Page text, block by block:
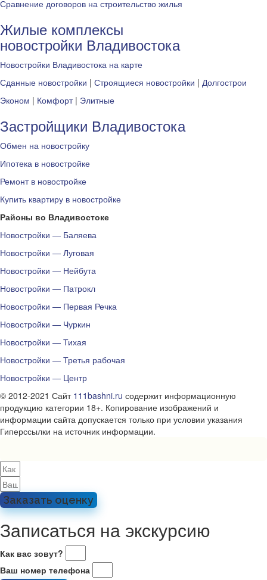
Сравнение договоров на строительство жилья
Жилые комплексы
новостройки Владивостока
Новостройки Владивостока на карте
Сданные новостройки | Строящиеся новостройки | Долгострои
Эконом | Комфорт| Элитные
Застройщики Владивостока
Обмен на новостройку
Ипотека в новостройке
Ремонт в новостройке
Купить квартиру в новостройке
Районы во Владивостоке
Новостройки — Баляева
Новостройки — Луговая
Новостройки — Нейбута
Новостройки — Патрокл
Новостройки — Первая Речка
Новостройки — Чуркин
Новостройки — Тихая
Новостройки — Третья рабочая
Новостройки — Центр
© 2012-2021 Сайт 111bashni.ru содержит информационную
продукцию категории 18+. Копирование изображений и
информации сайта допускается только при условии указания
Гиперссылки на источник информации.
Заказать оценку
Записаться на экскурсию
Как вас зовут?
Ваш номер телефона